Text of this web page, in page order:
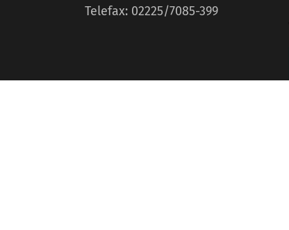
Telefax: 02225/7085-399